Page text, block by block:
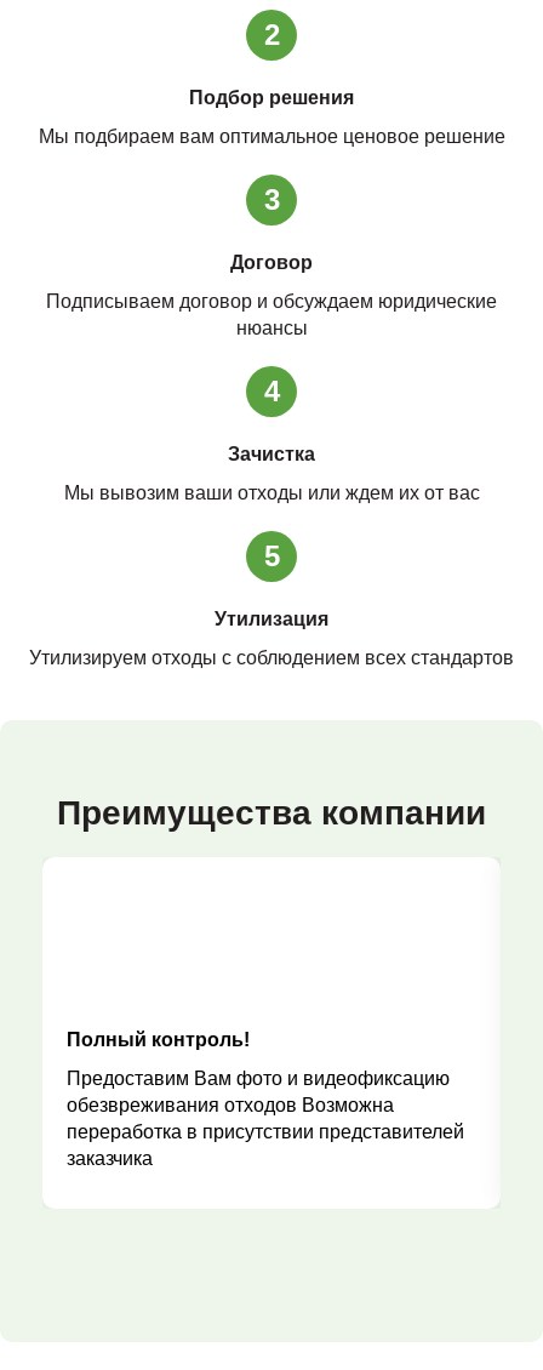
2
Подбор решения
Мы подбираем вам оптимальное ценовое решение
3
Договор
Подписываем договор и обсуждаем юридические
нюансы
4
Зачистка
Мы вывозим ваши отходы или ждем их от вас
5
Утилизация
Утилизируем отходы с соблюдением всех стандартов
Преимущества компании
Полный контроль!
Предоставим Вам фото и видеофиксацию
обезвреживания отходов Возможна
переработка в присутствии представителей
заказчика